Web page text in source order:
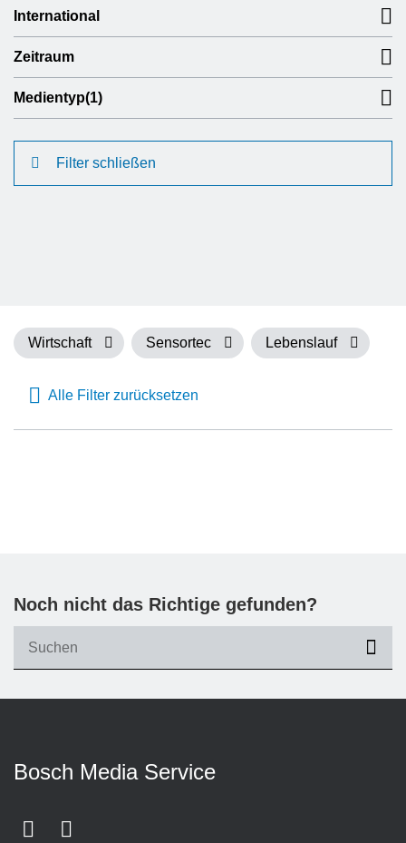
International
Zeitraum
Medientyp(1)
Filter schließen
Wirtschaft Sensortec Lebenslauf
Alle Filter zurücksetzen
Noch nicht das Richtige gefunden?
Bosch Media Service